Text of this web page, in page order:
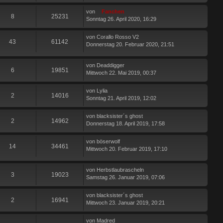
8 25231
von
Fanchen
Sonntag 26. April 2020, 16:29
43 61142
von Corallo Rosso V2
Donnerstag 20. Februar 2020, 21:51
6 19851
von Deaddigger
Mittwoch 22. Mai 2019, 00:37
2 14016
von
Lylia
Sonntag 21. April 2019, 12:02
2 14962
von blacksister´s ghost
Donnerstag 18. April 2019, 17:58
14 34461
von böserwolf
Mittwoch 20. Februar 2019, 17:10
3 19023
von Herbstlaubrascheln
Samstag 26. Januar 2019, 07:06
2 16941
von blacksister´s ghost
Mittwoch 23. Januar 2019, 20:21
von Madred